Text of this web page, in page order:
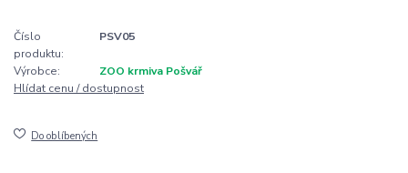
Číslo
produktu:
PSV05
Výrobce:
ZOO krmiva Pošvář
Hlídat cenu / dostupnost
Do oblíbených